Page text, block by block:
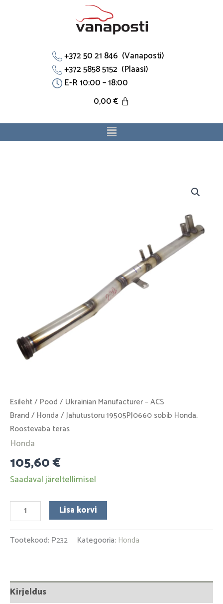
+372 50 21 846 (Vanaposti)
+372 5858 5152 (Plaasi)
E-R 10:00 – 18:00
0,00€
Menu
Esileht/ Pood / Ukrainian Manufacturer – ACS
Brand / Honda / Jahutustoru 19505PJ0660 sobib Honda.
Roostevaba teras
Honda
105,60€
Saadaval järeltellimisel
Lisa korvi
Tootekood: Р232 Kategooria: Honda
Kirjeldus